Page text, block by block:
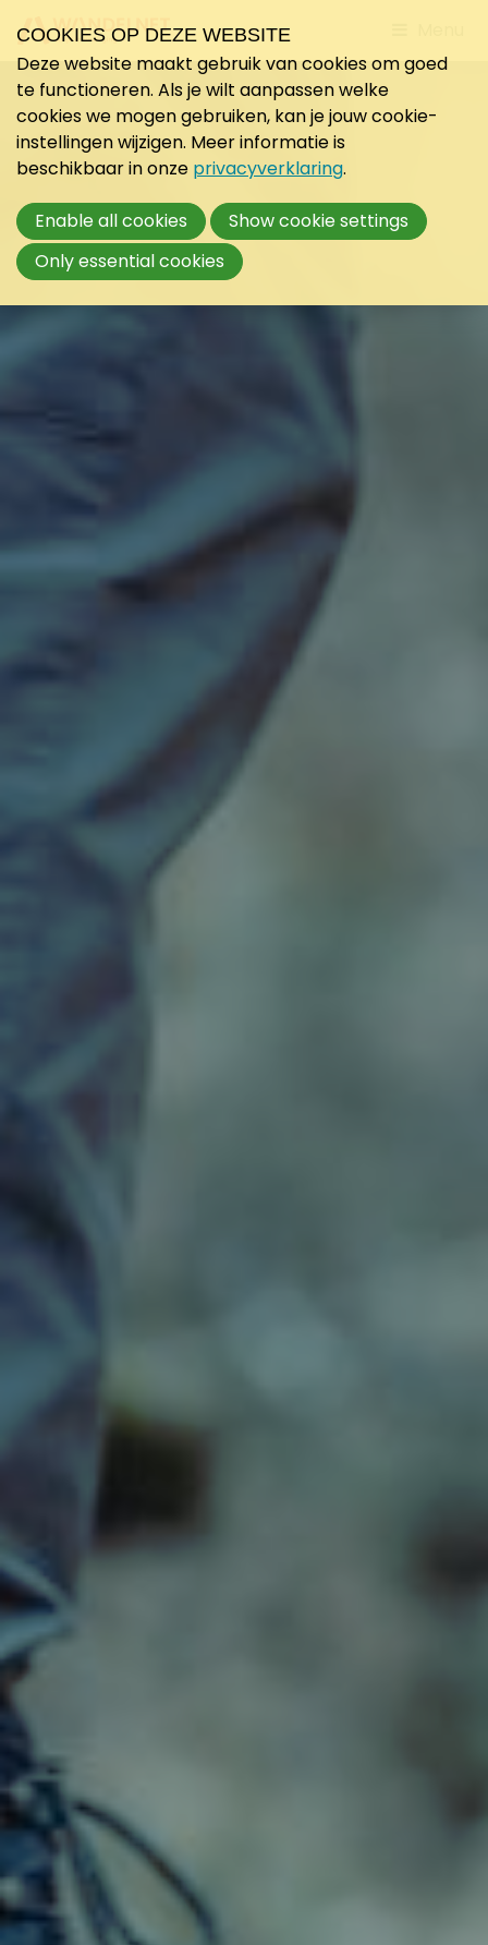
to
COOKIES OP DEZE WEBSITE
Deze website maakt gebruik van cookies om goed
te functioneren. Als je wilt aanpassen welke
cookies we mogen gebruiken, kan je jouw cookie-
instellingen wijzigen. Meer informatie is
beschikbaar in onze privacyverklaring.
Enable all cookies
Show cookie settings
Only essential cookies